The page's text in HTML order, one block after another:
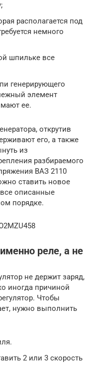
располагается под
немного
шпильке все
генерирующего
элемент
ее.
открутив
его, а также
из
разбираемого
ВАЗ 2110
ставить новое
описанные
порядке.
реле, а не
не держит заряд,
иногда причиной
Чтобы
нужно выполнить
2 или 3 скорость